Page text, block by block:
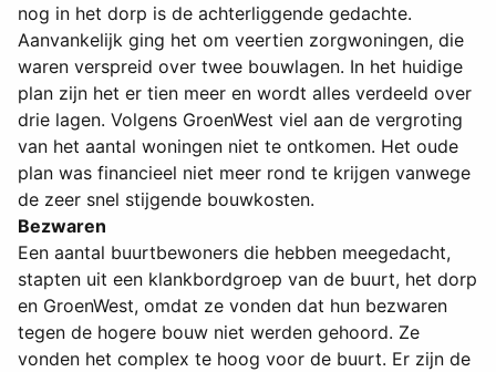
nog in het dorp is de achterliggende gedachte.
Aanvankelijk ging het om veertien zorgwoningen, die
waren verspreid over twee bouwlagen. In het huidige
plan zijn het er tien meer en wordt alles verdeeld over
drie lagen. Volgens GroenWest viel aan de vergroting
van het aantal woningen niet te ontkomen. Het oude
plan was financieel niet meer rond te krijgen vanwege
de zeer snel stijgende bouwkosten.
Bezwaren
Een aantal buurtbewoners die hebben meegedacht,
stapten uit een klankbordgroep van de buurt, het dorp
en GroenWest, omdat ze vonden dat hun bezwaren
tegen de hogere bouw niet werden gehoord. Ze
vonden het complex te hoog voor de buurt. Er zijn de